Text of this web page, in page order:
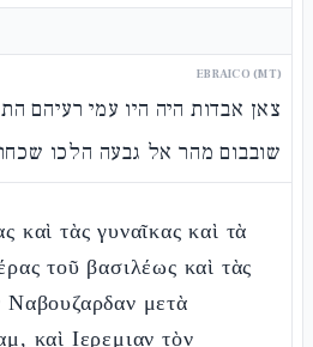
EBRAICO (MT)
צאן אבדות היה היו עמי רעיהם
שובבום מהר אל גבעה הלכו
καὶ τὰς γυναῖκας καὶ τὰ
τοῦ βασιλέως καὶ τὰς
Ναβουζαρδαν μετὰ
καὶ Ιερεμιαν τὸν